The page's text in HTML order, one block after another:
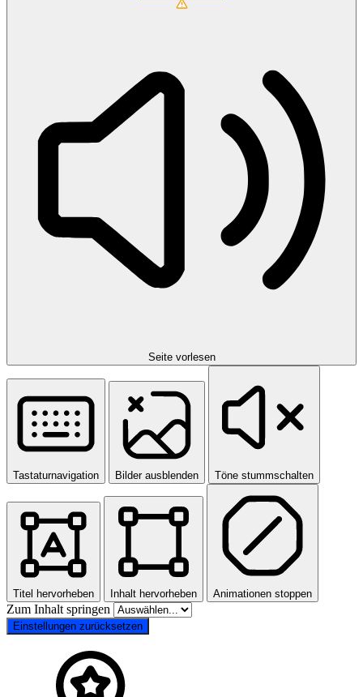
Seite vorlesen
Tastaturnavigation Bilder ausblenden Töne stummschalten
Titel hervorheben Inhalt hervorheben Animationen stoppen
Zum Inhalt springen
Einstellungen zurücksetzen